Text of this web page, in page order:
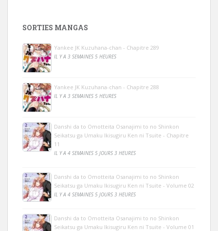
SORTIES MANGAS
Yankee JK Kuzuhana-chan - Chapitre 289
IL Y A 3 SEMAINES 5 HEURES
Yankee JK Kuzuhana-chan - Chapitre 288
IL Y A 3 SEMAINES 5 HEURES
Danshi da to Omotteita Osanajimi to no Shinkon
Seikatsu ga Umaku Ikisugiru Ken ni Tsuite - Chapitre
11
IL Y A 4 SEMAINES 5 JOURS 3 HEURES
Danshi da to Omotteita Osanajimi to no Shinkon
Seikatsu ga Umaku Ikisugiru Ken ni Tsuite - Volume 02
IL Y A 4 SEMAINES 5 JOURS 3 HEURES
Danshi da to Omotteita Osanajimi to no Shinkon
Seikatsu ga Umaku Ikisugiru Ken ni Tsuite - Volume 01